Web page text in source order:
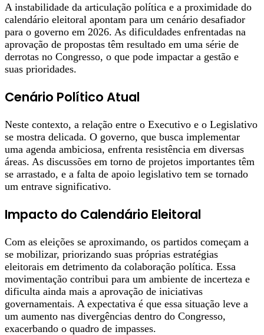
A instabilidade da articulação política e a proximidade do
calendário eleitoral apontam para um cenário desafiador
para o governo em 2026. As dificuldades enfrentadas na
aprovação de propostas têm resultado em uma série de
derrotas no Congresso, o que pode impactar a gestão e
suas prioridades.
Cenário Político Atual
Neste contexto, a relação entre o Executivo e o Legislativo
se mostra delicada. O governo, que busca implementar
uma agenda ambiciosa, enfrenta resistência em diversas
áreas. As discussões em torno de projetos importantes têm
se arrastado, e a falta de apoio legislativo tem se tornado
um entrave significativo.
Impacto do Calendário Eleitoral
Com as eleições se aproximando, os partidos começam a
se mobilizar, priorizando suas próprias estratégias
eleitorais em detrimento da colaboração política. Essa
movimentação contribui para um ambiente de incerteza e
dificulta ainda mais a aprovação de iniciativas
governamentais. A expectativa é que essa situação leve a
um aumento nas divergências dentro do Congresso,
exacerbando o quadro de impasses.